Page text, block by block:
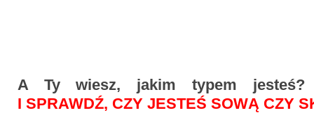
A Ty wiesz, jakim typem
I SPRAWDŹ, CZY JESTEŚ SOWĄ CZY